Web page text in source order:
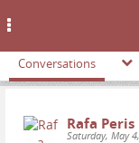
Conversations
Rafa Peris
Saturday, May